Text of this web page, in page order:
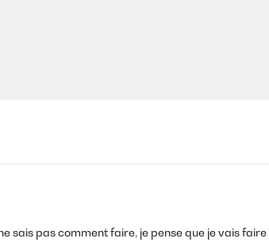
sais pas comment faire, je pense que je vais